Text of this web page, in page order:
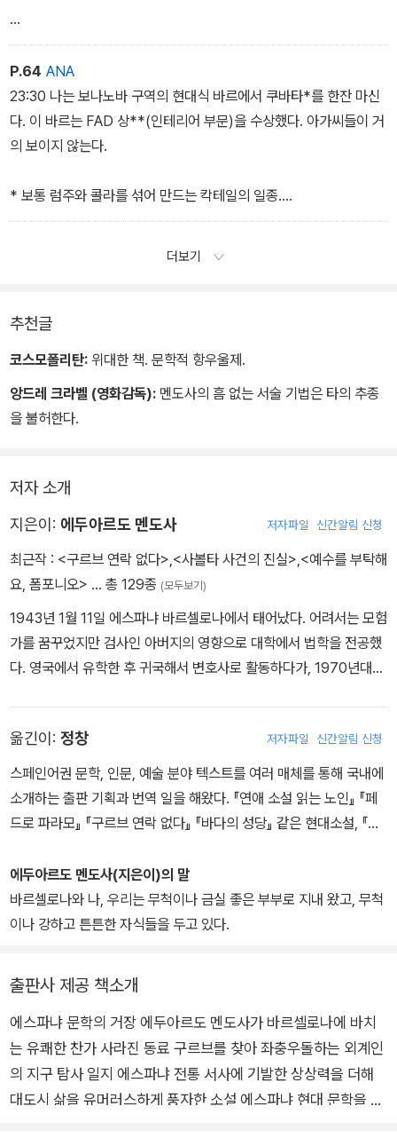
***** 작가가 만들어 낸 가상의 인물. 프라스쿠엘로는 에스파냐
의 투우사.
P.64 ANA
23:30 나는 보나노바 구역의 현대식 바르에서 쿠바타*를 한잔 마신
다. 이 바르는 FAD 상**(인테리어 부문)을 수상했다. 아가씨들이 거
의 보이지 않는다.
* 보통 럼주와 콜라를 섞어 만드는 칵테일의 일종.
** 건축물의 예술적 장식을 장려하는 상. 1958년에 바르셀로나 건
더보기
추천글
코스모폴리탄: 위대한 책. 문학적 항우울제.
앙드레 크라벨 (영화감독): 멘도사의 흠 없는 서술 기법은 타의 추종
을 불허한다.
저자 소개
지은이: 에두아르도 멘도사 저자파일 신간알림 신청
최근작 : <구르브 연락 없다>,<사볼타 사건의 진실>,<예수를 부탁해
요, 폼포니오> … 총 129종 (모두보기)
1943년 1월 11일 에스파냐 바르셀로나에서 태어났다. 어려서는 모험
가를 꿈꾸었지만 검사인 아버지의 영향으로 대학에서 법학을 전공했
다. 영국에서 유학한 후 귀국해서 변호사로 활동하다가, 1970년대
첫 소설 『사볼타 사건의 진실』(1975)을 발표했다. 이 작품은 당시 에
스파냐의 정치적 변화와 맞물려 유례없는 성공을 거두었으며, 멘도사
는 명실공히 현대 에스파냐 문단의 대표적인 작가로 자리 잡았다. 그
밖의 작품으로 『경이로운 도시』(1986), 『납골당의 미스터리』(197
연락 없다』(1991), 『대홍수가 일어난 해』(1992), 『가벼운 코미디』(1
996), 『미용실에서 생긴 일』(2001), 『예수를 부탁해요, 폼포니오』
(2008), 『고양이 싸움. 마드리드 1936』(2010) 등이 있다. 그의 작
비전 드라마, 연극으로 각색되었다. 에스파냐 언어권 최고의 소설에
수여되는 ‘비평 상’(1976)을 비롯해 프랑스의 ‘최고 외국 도서 상’(1
998), ‘올해의 작가 상’(2002), ‘플라네타 상’(2010) 등을 수상했으
며 ‘현대 소설의 대부’, ‘오늘날 가장 에스파냐 작가다운 작가’로 평가
된다.
옮긴이: 정창 저자파일 신간알림 신청
스페인어권 문학, 인문, 예술 분야 텍스트를 여러 매체를 통해 국내에
소개하는 출판 기획과 번역 일을 해왔다. 『연애 소설 읽는 노인』 『페
드로 파라모』 『구르브 연락 없다』 『바다의 성당』 같은 현대소설, 『시
문학상 작가들과의 대화』 『아프로디테.감각의 향연』 같은 인문서 등
을 우리 글로 옮겼다.
에두아르도 멘도사(지은이)의 말
바르셀로나와 나, 우리는 무척이나 금실 좋은 부부로 지내 왔고, 무척
이나 강하고 튼튼한 자식들을 두고 있다.
출판사 제공 책소개
에스파냐 문학의 거장 에두아르도 멘도사가 바르셀로나에 바치
는 유쾌한 찬가 사라진 동료 구르브를 찾아 좌충우돌하는 외계인
의 지구 탐사 일지 에스파냐 전통 서사에 기발한 상상력을 더해
대도시 삶을 유머러스하게 풍자한 소설 에스파냐 현대 문학을 주